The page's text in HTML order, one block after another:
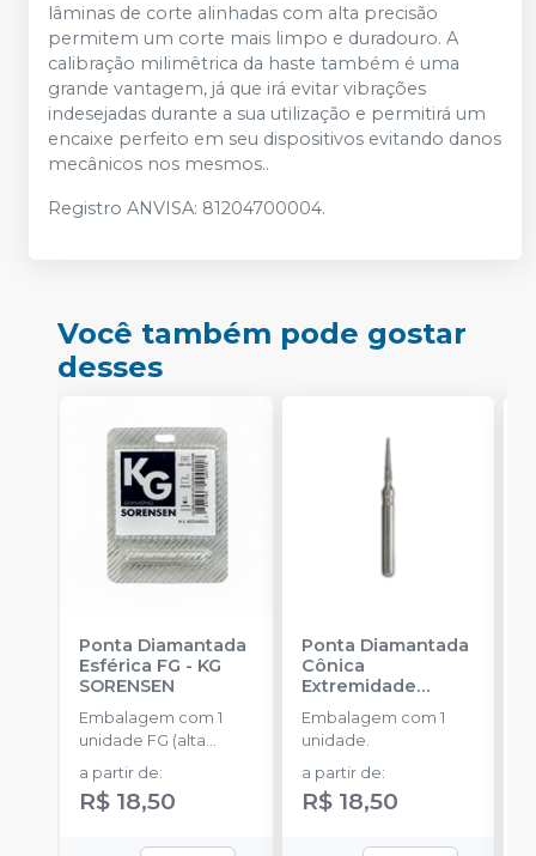
lâminas de corte alinhadas com alta precisão
permitem um corte mais limpo e duradouro. A
calibração milimêtrica da haste também é uma
grande vantagem, já que irá evitar vibrações
indesejadas durante a sua utilização e permitirá um
encaixe perfeito em seu dispositivos evitando danos
mecânicos nos mesmos..
Registro ANVISA: 81204700004.
Você também pode gostar
desses
Ponta Diamantada
Esférica FG - KG
SORENSEN
Embalagem com 1
unidade FG (alta
rotação).
a partir de:
R$ 18,50
Ponta Diamantada
Cônica
Extremidade
Arredondada FG
KG SORENSEN
Embalagem com 1
unidade.
a partir de:
R$ 18,50